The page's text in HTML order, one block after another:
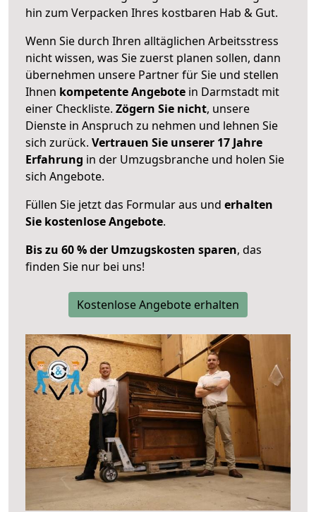
hin zum Verpacken Ihres kostbaren Hab & Gut.
Wenn Sie durch Ihren alltäglichen Arbeitsstress
nicht wissen, was Sie zuerst planen sollen, dann
übernehmen unsere Partner für Sie und stellen
Ihnen kompetente Angebote in Darmstadt mit
einer Checkliste. Zögern Sie nicht, unsere
Dienste in Anspruch zu nehmen und lehnen Sie
sich zurück. Vertrauen Sie unserer 17 Jahre
Erfahrung in der Umzugsbranche und holen Sie
sich Angebote.
Füllen Sie jetzt das Formular aus und erhalten
Sie kostenlose Angebote.
Bis zu 60 % der Umzugskosten sparen, das
finden Sie nur bei uns!
Kostenlose Angebote erhalten